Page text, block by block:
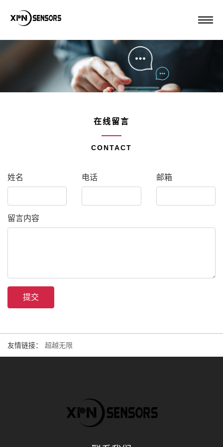
在线留言
CONTACT
姓名 电话 邮箱
留言内容
提交
友情链接： 超越无限